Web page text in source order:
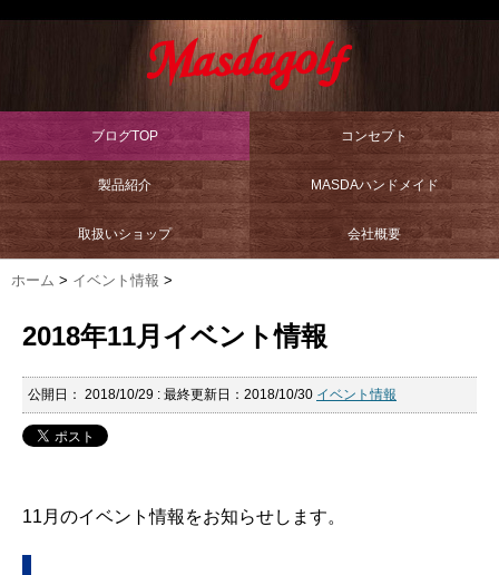
ブログTOP コンセプト
製品紹介 MASDAハンドメイド
取扱いショップ 会社概要
ホーム > イベント情報 >
2018年11月イベント情報
公開日： 2018/10/29 : 最終更新日：2018/10/30 イベント情報
11月のイベント情報をお知らせします。